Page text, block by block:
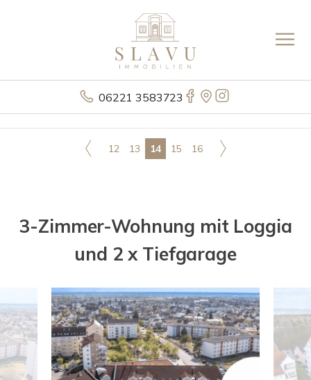
06221 3583723
12 13 14 15 16
3-Zimmer-Wohnung mit Loggia
und 2 x Tiefgarage